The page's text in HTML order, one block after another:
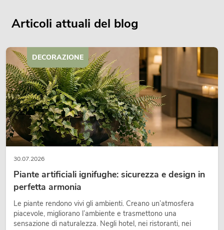
Articoli attuali del blog
30.07.2026
Piante artificiali ignifughe: sicurezza e design in
perfetta armonia
Le piante rendono vivi gli ambienti. Creano un’atmosfera
piacevole, migliorano l’ambiente e trasmettono una
sensazione di naturalezza. Negli hotel, nei ristoranti, nei
DECORAZIONE